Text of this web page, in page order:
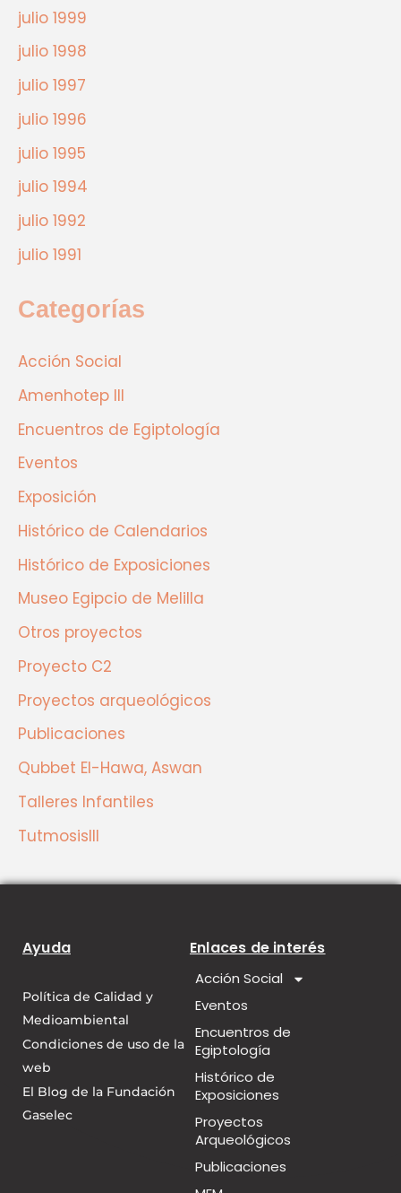
julio 1999
julio 1998
julio 1997
julio 1996
julio 1995
julio 1994
julio 1992
julio 1991
Categorías
Acción Social
Amenhotep III
Encuentros de Egiptología
Eventos
Exposición
Histórico de Calendarios
Histórico de Exposiciones
Museo Egipcio de Melilla
Otros proyectos
Proyecto C2
Proyectos arqueológicos
Publicaciones
Qubbet El-Hawa, Aswan
Talleres Infantiles
TutmosisIII
Ayuda
Política de Calidad y
Medioambiental
Condiciones de uso de la
web
El Blog de la Fundación
Gaselec
Enlaces de interés
Acción Social
Eventos
Encuentros de
Egiptología
Histórico de
Exposiciones
Proyectos
Arqueológicos
Publicaciones